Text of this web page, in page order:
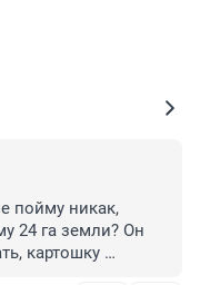
пойму никак,
24 га земли? Он
картошку